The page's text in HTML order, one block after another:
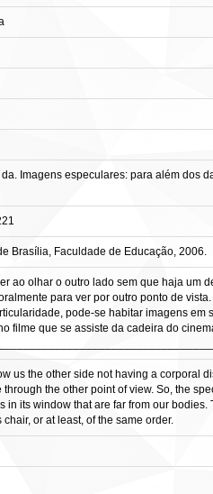
Imagens especulares: para além
Brasília, Faculdade de Educação, 2006.
ao olhar o outro lado sem que haja um
para ver por outro ponto de
pode-se habitar imagens
filme que se assiste da cadeira do
us the other side not having a corporal
the other point of view. So, the
in its window that are far from our
or at least, of the same order.